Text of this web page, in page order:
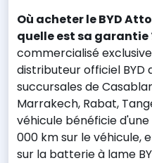
Où acheter le BYD
quelle est sa garantie
commercialisé
distributeur officiel BYD
succursales de
Marrakech, Rabat,
véhicule bénéficie
000 km sur le véhicule,
sur la batterie à lame